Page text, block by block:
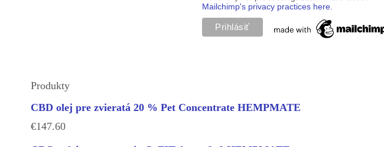
Mailchimp's privacy practices here.
Produkty
CBD olej pre zvieratá 20 % Pet Concentrate HEMPMATE
€147.60